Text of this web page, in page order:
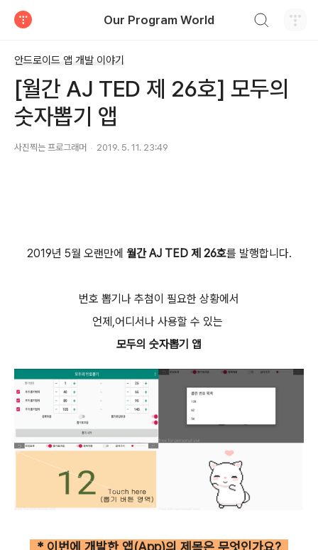
Our Program World
안드로이드 앱 개발 이야기
[월간 AJ TED 제 26호] 모두의
숫자뽑기 앱
사진찍는 프로그래머 2019. 5. 11. 23:49
2019년 5월 오랜만에 월간 AJ TED 제 26호를 발행합니다.
번호 뽑기나 추첨이 필요한 상황에서
언제,어디서나 사용할 수 있는
모두의 숫자뽑기 앱
* 이번에 개발한 앱(App)의 제목은 무엇인가요?